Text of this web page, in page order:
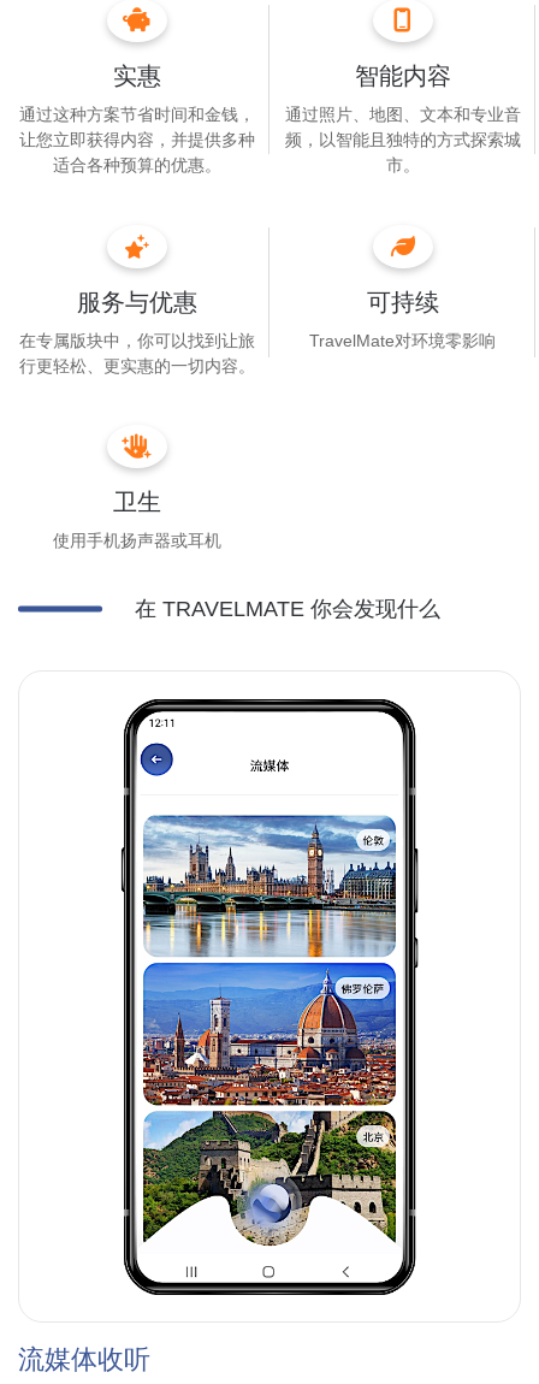
实惠
通过这种方案节省时间和金钱，
让您立即获得内容，并提供多种
适合各种预算的优惠。
智能内容
通过照片、地图、文本和专业音
频，以智能且独特的方式探索城
市。
服务与优惠
在专属版块中，你可以找到让旅
行更轻松、更实惠的一切内容。
可持续
TravelMate对环境零影响
卫生
使用手机扬声器或耳机
在 TRAVELMATE 你会发现什么
流媒体收听